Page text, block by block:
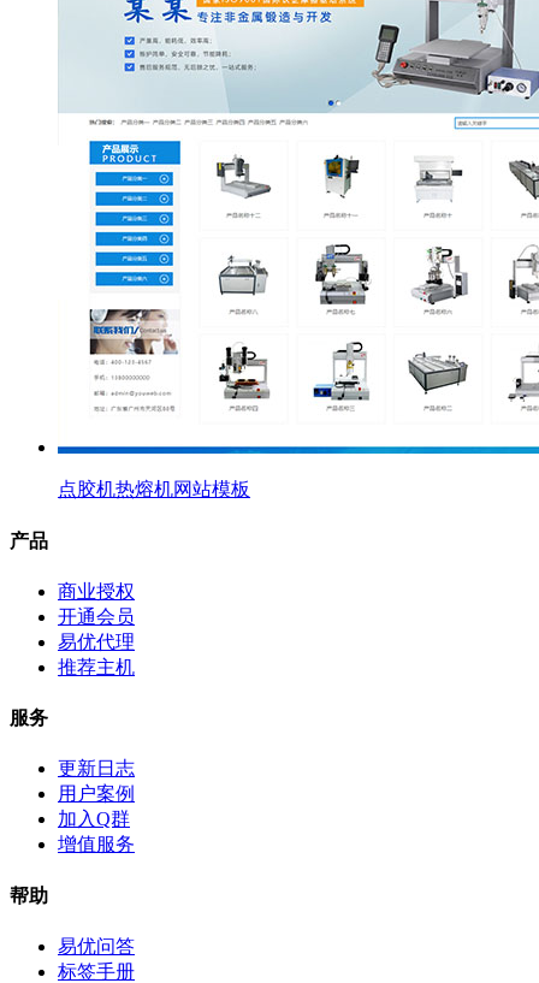
点胶机热熔机网站模板
产品
商业授权
开通会员
易优代理
推荐主机
服务
更新日志
用户案例
加入Q群
增值服务
帮助
易优问答
标签手册